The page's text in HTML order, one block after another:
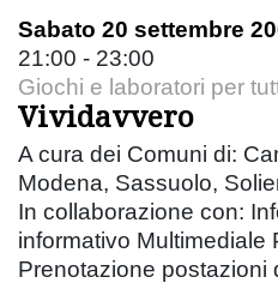
Sabato 20 settembre
21:00 - 23:00
Giochi e laboratori per
Vividavvero
A cura dei Comuni di:
Modena, Sassuolo,
In collaborazione con:
informativo Multimediale
Prenotazione postazioni